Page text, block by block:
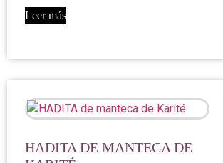
Leer más
HADITA DE MANTECA DE